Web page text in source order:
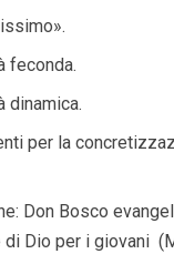
feconda.
dinamica.
per la
Don Bosco
di Dio per i giovani